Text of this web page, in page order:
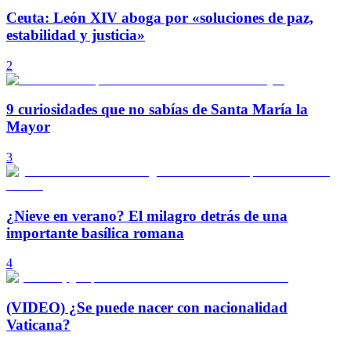
Ceuta: León XIV aboga por «soluciones de paz,
estabilidad y justicia»
2
9 curiosidades que no sabías de Santa María la
Mayor
3
¿Nieve en verano? El milagro detrás de una
importante basílica romana
4
(VIDEO) ¿Se puede nacer con nacionalidad
Vaticana?